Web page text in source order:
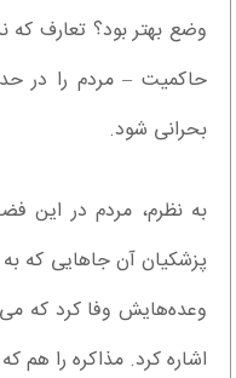
وضع بهتر بود؟ تعارف که
حاکمیت – مردم را در
بحرانی شود.
به نظرم، مردم در این
پزشکیان آن جاهایی که
وعده‌هایش وفا کرد که
اشاره کرد. مذاکره را هم